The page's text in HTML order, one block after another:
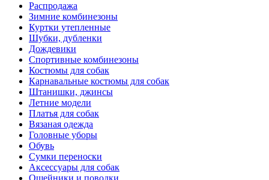
Распродажа
Зимние комбинезоны
Куртки утепленные
Шубки, дубленки
Дождевики
Спортивные комбинезоны
Костюмы для собак
Карнавальные костюмы для собак
Штанишки, джинсы
Летние модели
Платья для собак
Вязаная одежда
Головные уборы
Обувь
Сумки переноски
Аксессуары для собак